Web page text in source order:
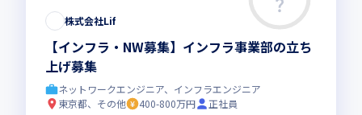
株式会社Lif
【インフラ・NW募集】インフラ事業部の立ち
上げ募集
ネットワークエンジニア、インフラエンジニア
東京都、その他
400-800万円
正社員